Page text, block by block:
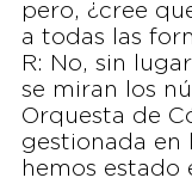
pero, ¿cree
a todas las
R: No, sin
se miran los
Orquesta de
gestionada en
hemos estado